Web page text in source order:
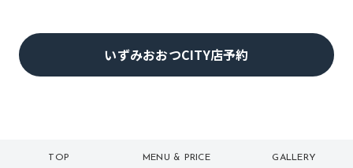
いずみおおつCITY店予約
TOP MENU & PRICE GALLERY